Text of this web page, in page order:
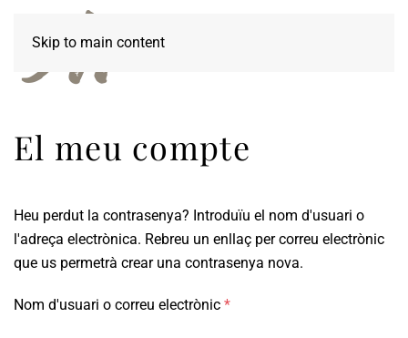
Skip to main content
El meu compte
Heu perdut la contrasenya? Introduïu el nom d'usuari o
l'adreça electrònica. Rebreu un enllaç per correu electrònic
que us permetrà crear una contrasenya nova.
Nom d'usuari o correu electrònic *Obligatori